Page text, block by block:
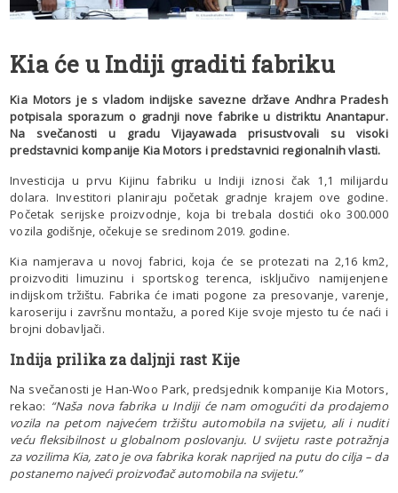
Kia će u Indiji graditi fabriku
Kia Motors je s vladom indijske savezne države Andhra Pradesh
potpisala sporazum o gradnji nove fabrike u distriktu Anantapur.
Na svečanosti u gradu Vijayawada prisustvovali su visoki
predstavnici kompanije Kia Motors i predstavnici regionalnih vlasti.
Investicija u prvu Kijinu fabriku u Indiji iznosi čak 1,1 milijardu
dolara. Investitori planiraju početak gradnje krajem ove godine.
Početak serijske proizvodnje, koja bi trebala dostići oko 300.000
vozila godišnje, očekuje se sredinom 2019. godine.
Kia namjerava u novoj fabrici, koja će se protezati na 2,16 km2,
proizvoditi limuzinu i sportskog terenca, isključivo namijenjene
indijskom tržištu. Fabrika će imati pogone za presovanje, varenje,
karoseriju i završnu montažu, a pored Kije svoje mjesto tu će naći i
brojni dobavljači.
Indija prilika za daljnji rast Kije
Na svečanosti je Han-Woo Park, predsjednik kompanije Kia Motors,
rekao: “Naša nova fabrika u Indiji će nam omogućiti da prodajemo
vozila na petom najvećem tržištu automobila na svijetu, ali i nuditi
veću fleksibilnost u globalnom poslovanju. U svijetu raste potražnja
za vozilima Kia, zato je ova fabrika korak naprijed na putu do cilja – da
postanemo najveći proizvođač automobila na svijetu.”